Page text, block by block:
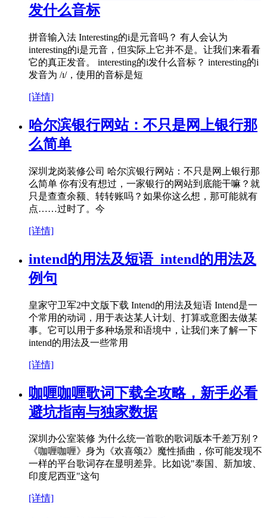
发什么音标
拼音输入法 Interesting的i是元音吗？ 有人会认为
interesting的i是元音，但实际上它并不是。让我们来看看
它的真正发音。 interesting的i发什么音标？ interesting的i
发音为 /ɪ/，使用的音标是短
[详情]
哈尔滨银行网站：不只是网上银行那
么简单
深圳龙岗装修公司 哈尔滨银行网站：不只是网上银行那
么简单 你有没有想过，一家银行的网站到底能干嘛？就
只是查查余额、转转账吗？如果你这么想，那可能就有
点……过时了。今
[详情]
intend的用法及短语_intend的用法及
例句
皇家守卫军2中文版下载 Intend的用法及短语 Intend是一
个常用的动词，用于表达某人计划、打算或意图去做某
事。它可以用于多种场景和语境中，让我们来了解一下
intend的用法及一些常用
[详情]
咖喱咖喱歌词下载全攻略，新手必看
避坑指南与独家数据
深圳办公室装修 为什么统一首歌的歌词版本千差万别？
《咖喱咖喱》身为《欢喜颂2》魔性插曲，你可能发现不
一样的平台歌词存在显明差异。比如说"泰国、新加坡、
印度尼西亚"这句
[详情]